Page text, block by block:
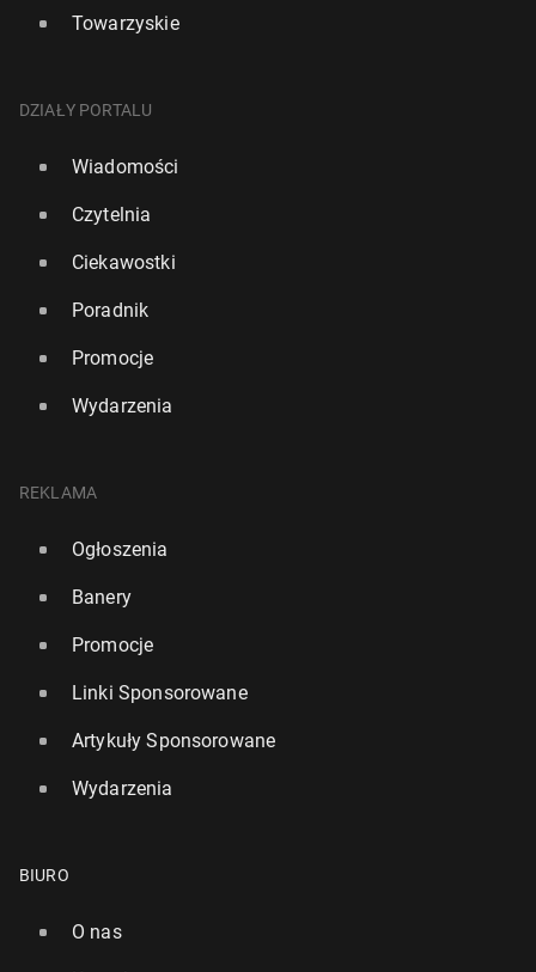
Towarzyskie
DZIAŁY PORTALU
Wiadomości
Czytelnia
Ciekawostki
Poradnik
Promocje
Wydarzenia
REKLAMA
Ogłoszenia
Banery
Promocje
Linki Sponsorowane
Artykuły Sponsorowane
Wydarzenia
BIURO
O nas